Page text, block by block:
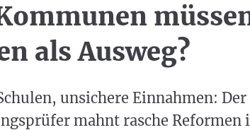
als Ausweg?
unsichere Einnahmen: Der
mahnt rasche Reformen